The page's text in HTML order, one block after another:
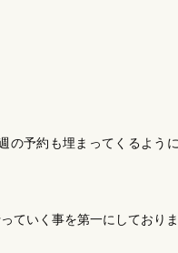
の予約も埋まってくるよう
ていく事を第一にしており